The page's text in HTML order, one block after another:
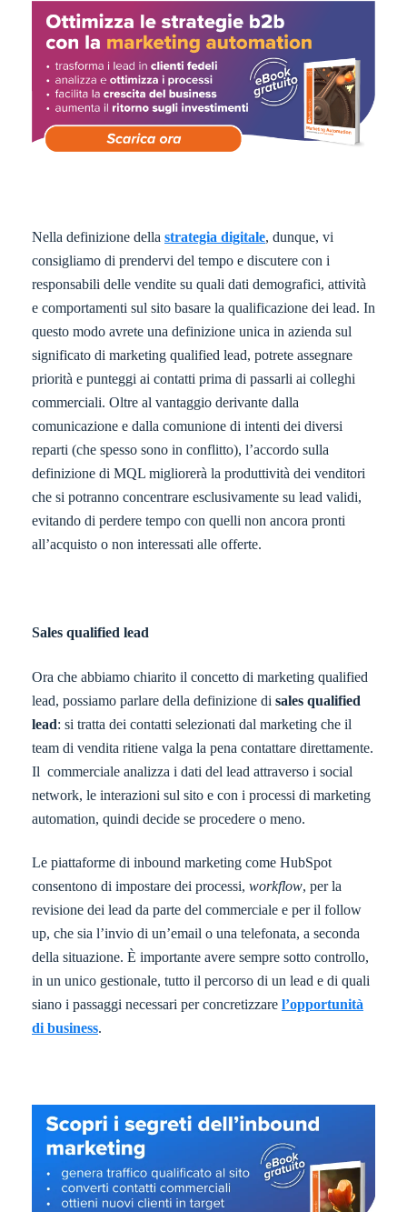
Nella definizione della strategia digitale, dunque, vi
consigliamo di prendervi del tempo e discutere con i
responsabili delle vendite su quali dati demografici, attività
e comportamenti sul sito basare la qualificazione dei lead. In
questo modo avrete una definizione unica in azienda sul
significato di marketing qualified lead, potrete assegnare
priorità e punteggi ai contatti prima di passarli ai colleghi
commerciali. Oltre al vantaggio derivante dalla
comunicazione e dalla comunione di intenti dei diversi
reparti (che spesso sono in conflitto), l’accordo sulla
definizione di MQL migliorerà la produttività dei venditori
che si potranno concentrare esclusivamente su lead validi,
evitando di perdere tempo con quelli non ancora pronti
all’acquisto o non interessati alle offerte.
Sales qualified lead
Ora che abbiamo chiarito il concetto di marketing qualified
lead, possiamo parlare della definizione di sales qualified
lead: si tratta dei contatti selezionati dal marketing che il
team di vendita ritiene valga la pena contattare direttamente.
Il commerciale analizza i dati del lead attraverso i social
network, le interazioni sul sito e con i processi di marketing
automation, quindi decide se procedere o meno.
Le piattaforme di inbound marketing come HubSpot
consentono di impostare dei processi, workflow, per la
revisione dei lead da parte del commerciale e per il follow
up, che sia l’invio di un’email o una telefonata, a seconda
della situazione. È importante avere sempre sotto controllo,
in un unico gestionale, tutto il percorso di un lead e di quali
siano i passaggi necessari per concretizzare l’opportunità
di business.